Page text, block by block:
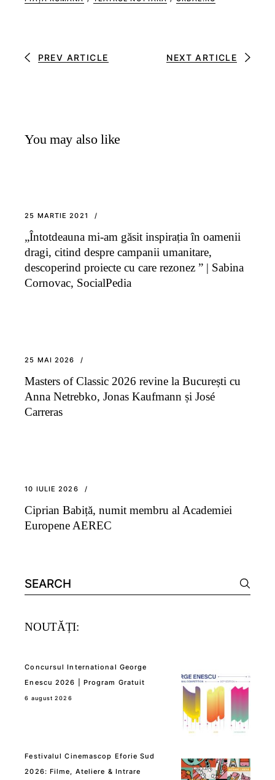
PREV ARTICLE NEXT ARTICLE
You may also like
25 MARTIE 2021
„Întotdeauna mi-am găsit inspirația în oamenii
dragi, citind despre campanii umanitare,
descoperind proiecte cu care rezonez ” | Sabina
Cornovac, SocialPedia
25 MAI 2026
Masters of Classic 2026 revine la București cu
Anna Netrebko, Jonas Kaufmann și José
Carreras
10 IULIE 2026
Ciprian Babiță, numit membru al Academiei
Europene AEREC
Search
for:
NOUTĂȚI:
Concursul International George
Enescu 2026 | Program Gratuit
6 august 2026
Festivalul Cinemascop Eforie Sud
2026: Filme, Ateliere & Intrare